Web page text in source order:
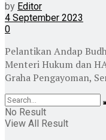
by Editor
4 September 2023
0
Pelantikan Andap
Menteri Hukum dan
Graha Pengayoman,
No Result
View All Result